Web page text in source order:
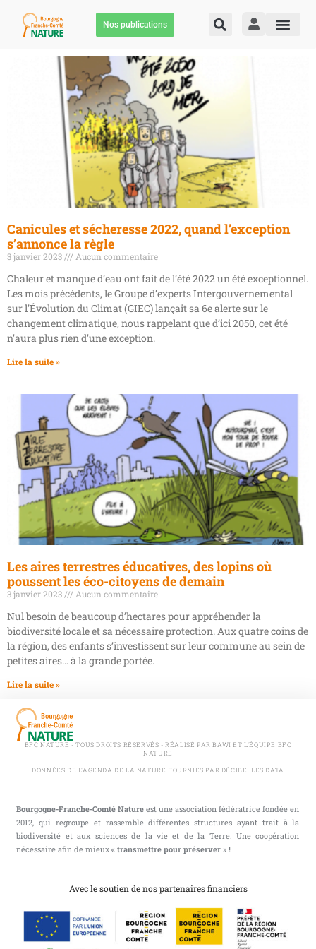
Nos publications
Canicules et sécheresse 2022, quand l’exception
s’annonce la règle
3 janvier 2023 Aucun commentaire
Chaleur et manque d’eau ont fait de l’été 2022 un été exceptionnel.
Les mois précédents, le Groupe d’experts Intergouvernemental
sur l’Évolution du Climat (GIEC) lançait sa 6e alerte sur le
changement climatique, nous rappelant que d’ici 2050, cet été
n’aura plus rien d’une exception.
Lire la suite »
Les aires terrestres éducatives, des lopins où
poussent les éco-citoyens de demain
3 janvier 2023 Aucun commentaire
Nul besoin de beaucoup d’hectares pour appréhender la
biodiversité locale et sa nécessaire protection. Aux quatre coins de
la région, des enfants s’investissent sur leur commune au sein de
petites aires… à la grande portée.
Lire la suite »
BFC NATURE - TOUS DROITS RÉSERVÉS - RÉALISÉ PAR BAWI ET L'ÉQUIPE BFC
NATURE
DONNÉES DE L'AGENDA DE LA NATURE FOURNIES PAR DÉCIBELLES DATA
Bourgogne-Franche-Comté Nature est une association fédératrice fondée en
2012, qui regroupe et rassemble différentes structures ayant trait à la
biodiversité et aux sciences de la vie et de la Terre. Une coopération
nécessaire afin de mieux« transmettre pour préserver » !
Avec le soutien de nos partenaires financiers